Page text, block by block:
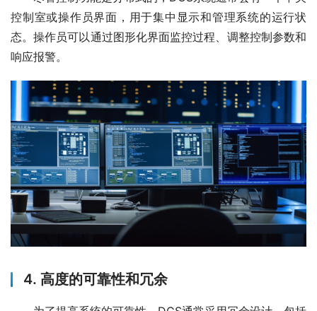
控制室或操作员界面，用于集中显示和管理系统的运行状
态。操作员可以通过图形化界面监控过程、调整控制参数和
响应报警。
4. 高度的可靠性和冗余